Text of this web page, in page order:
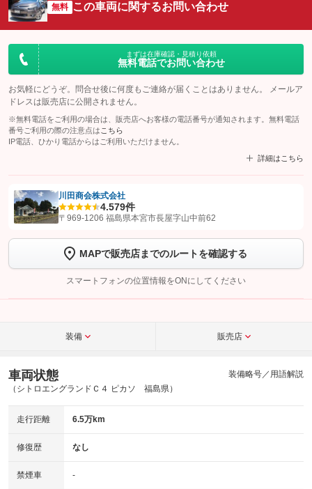
無料 この車両に関するお問い合わせ
まずは在庫確認・見積り依頼
無料電話でお問い合わせ
お気軽にどうぞ。問合せ後に何度もご連絡が届くことはありません。 メールア
ドレスは販売店に公開されません。
※無料電話をご利用の場合は、販売店へお客様の電話番号が通知されます。無料電話
番号ご利用の際の注意点は こちら
IP電話、ひかり電話からはご利用いただけません。
詳細はこちら
【STEP1】認証画面でグーネットを友だち追加してから「許可する」ボタンを押
トーク画面で
ボタンをタップして問い合わせを
完了してください。
こちら
川田商会株式会社
4.579件
〒969-1206 福島県本宮市長屋字山中前62
MAPで販売店までのルートを確認する
スマートフォンの位置情報をONにしてください
装備 販売店
車両状態
（シトロエングランドＣ４ ピカソ 福島県）
装備略号／用語解説
走行距離 6.5万km
修復歴 なし
禁煙車 -